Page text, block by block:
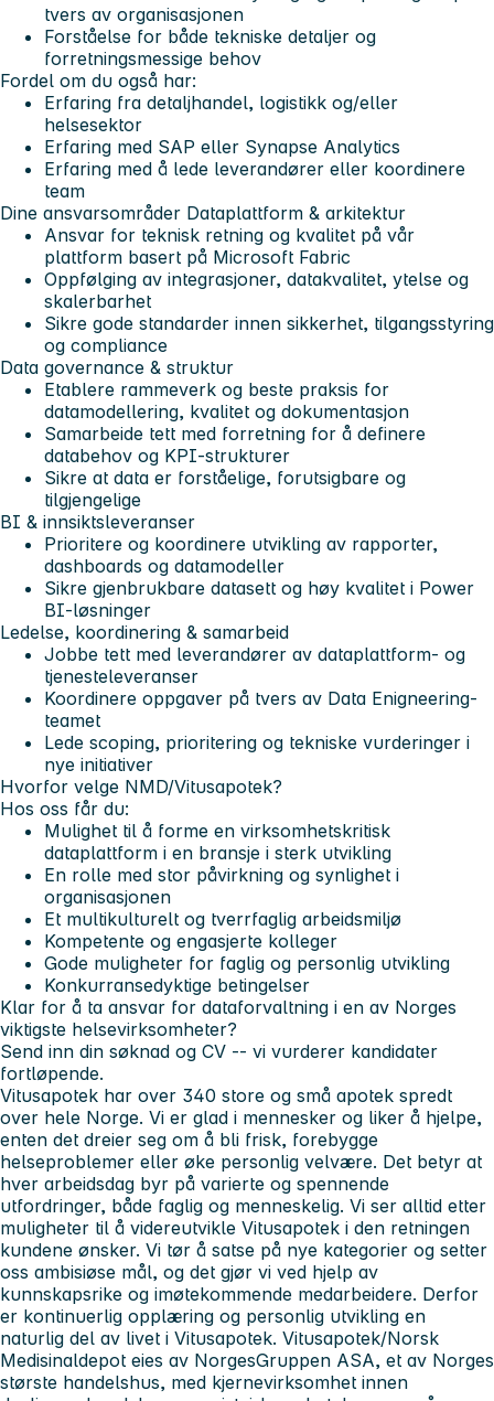
tvers av organisasjonen
Forståelse for både tekniske detaljer og
forretningsmessige behov
Fordel om du også har:
Erfaring fra detaljhandel, logistikk og/eller
helsesektor
Erfaring med SAP eller Synapse Analytics
Erfaring med å lede leverandører eller koordinere
team
Dine ansvarsområder Dataplattform & arkitektur
Ansvar for teknisk retning og kvalitet på vår
plattform basert på Microsoft Fabric
Oppfølging av integrasjoner, datakvalitet, ytelse og
skalerbarhet
Sikre gode standarder innen sikkerhet, tilgangsstyring
og compliance
Data governance & struktur
Etablere rammeverk og beste praksis for
datamodellering, kvalitet og dokumentasjon
Samarbeide tett med forretning for å definere
databehov og KPI-strukturer
Sikre at data er forståelige, forutsigbare og
tilgjengelige
BI & innsiktsleveranser
Prioritere og koordinere utvikling av rapporter,
dashboards og datamodeller
Sikre gjenbrukbare datasett og høy kvalitet i Power
BI-løsninger
Ledelse, koordinering & samarbeid
Jobbe tett med leverandører av dataplattform- og
tjenesteleveranser
Koordinere oppgaver på tvers av Data Enigneering-
teamet
Lede scoping, prioritering og tekniske vurderinger i
nye initiativer
Hvorfor velge NMD/Vitusapotek?
Hos oss får du:
Mulighet til å forme en virksomhetskritisk
dataplattform i en bransje i sterk utvikling
En rolle med stor påvirkning og synlighet i
organisasjonen
Et multikulturelt og tverrfaglig arbeidsmiljø
Kompetente og engasjerte kolleger
Gode muligheter for faglig og personlig utvikling
Konkurransedyktige betingelser
Klar for å ta ansvar for dataforvaltning i en av Norges
viktigste helsevirksomheter?
Send inn din søknad og CV -- vi vurderer kandidater
fortløpende.
Vitusapotek har over 340 store og små apotek spredt
over hele Norge. Vi er glad i mennesker og liker å hjelpe,
enten det dreier seg om å bli frisk, forebygge
helseproblemer eller øke personlig velvære. Det betyr at
hver arbeidsdag byr på varierte og spennende
utfordringer, både faglig og menneskelig. Vi ser alltid etter
muligheter til å videreutvikle Vitusapotek i den retningen
kundene ønsker. Vi tør å satse på nye kategorier og setter
oss ambisiøse mål, og det gjør vi ved hjelp av
kunnskapsrike og imøtekommende medarbeidere. Derfor
er kontinuerlig opplæring og personlig utvikling en
naturlig del av livet i Vitusapotek. Vitusapotek/Norsk
Medisinaldepot eies av NorgesGruppen ASA, et av Norges
største handelshus, med kjernevirksomhet innen